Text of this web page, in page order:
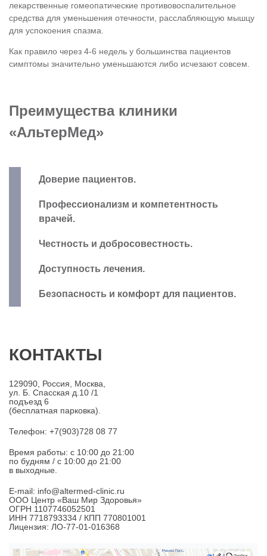
лекарственные гомеопатические противовоспалительное
средства для уменьшения отечности, расслабляющую мышцу
для успокоения спазма.
Как правило через 4-6 недель у большинства пациентов
симптомы значительно уменьшаются либо исчезают совсем.
Преимущества клиники
«АльтерМед»
Доверие пациентов.
Профессионализм и компетентность
врачей.
Честность и добросовестность.
Доступность лечения.
Безопасность и комфорт для пациентов.
КОНТАКТЫ
129090, Россия, Москва,
ул. Б. Спасская д.10 /1
подъезд 6
(бесплатная парковка).
Телефон: +7(903)728 08 77
Время работы: c 10:00 до 21:00
по будням / с 10:00 до 21:00
в выходные.
E-mail: info@altermed-clinic.ru
ООО Центр «Ваш Мир Здоровья»
ОГРН 1107746052501
ИНН 7718793334 / КПП 770801001
Лицензия: ЛО-77-01-016368